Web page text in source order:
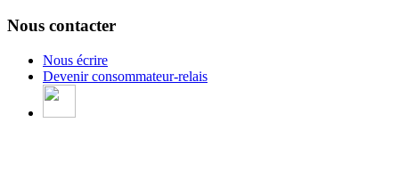
Nous contacter
Nous écrire
Devenir consommateur-relais